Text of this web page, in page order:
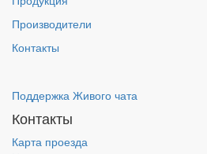
Производители
Контакты
Поддержка Живого чата
Контакты
Карта проезда